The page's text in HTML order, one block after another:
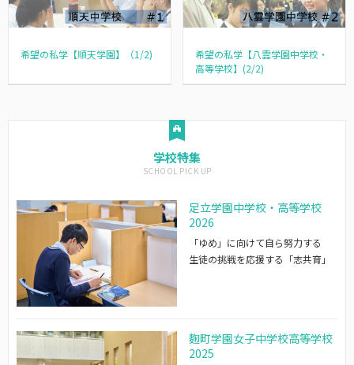
希望の私学【順天学園】（1/2)
希望の私学【八雲学園中学校・
高等学校】(2/2)
学校特集
足立学園中学校・高等学校
2026
「ゆめ」に向けて自ら努力する
生徒の挑戦を応援する「志共育」
麴町学園女子中学校高等学校
2025